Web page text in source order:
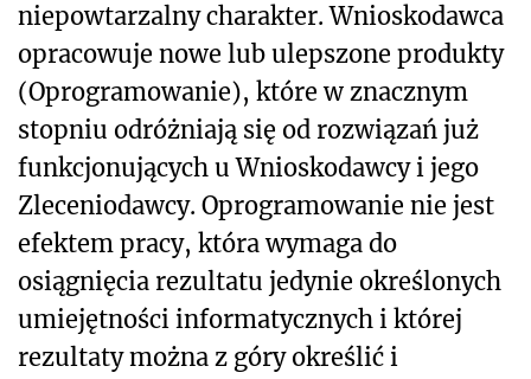
niepowtarzalny charakter. Wnioskodawca
opracowuje nowe lub ulepszone produkty
(Oprogramowanie), które w znacznym
stopniu odróżniają się od rozwiązań już
funkcjonujących u Wnioskodawcy i jego
Zleceniodawcy. Oprogramowanie nie jest
efektem pracy, która wymaga do
osiągnięcia rezultatu jedynie określonych
umiejętności informatycznych i której
rezultaty można z góry określić i